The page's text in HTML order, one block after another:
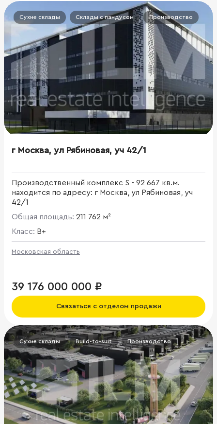
Сухие склады Склады с пандусом Производство
г Москва, ул Рябиновая, уч 42/1
Производственный комплекс S - 92 667 кв.м.
находится по адресу: г Москва, ул Рябиновая, уч
42/1
Общая площадь: 211 762 м²
Класс: B+
Московская область
39 176 000 000 ₽
Связаться с отделом продажи
Сухие склады Build-to-suit Производство